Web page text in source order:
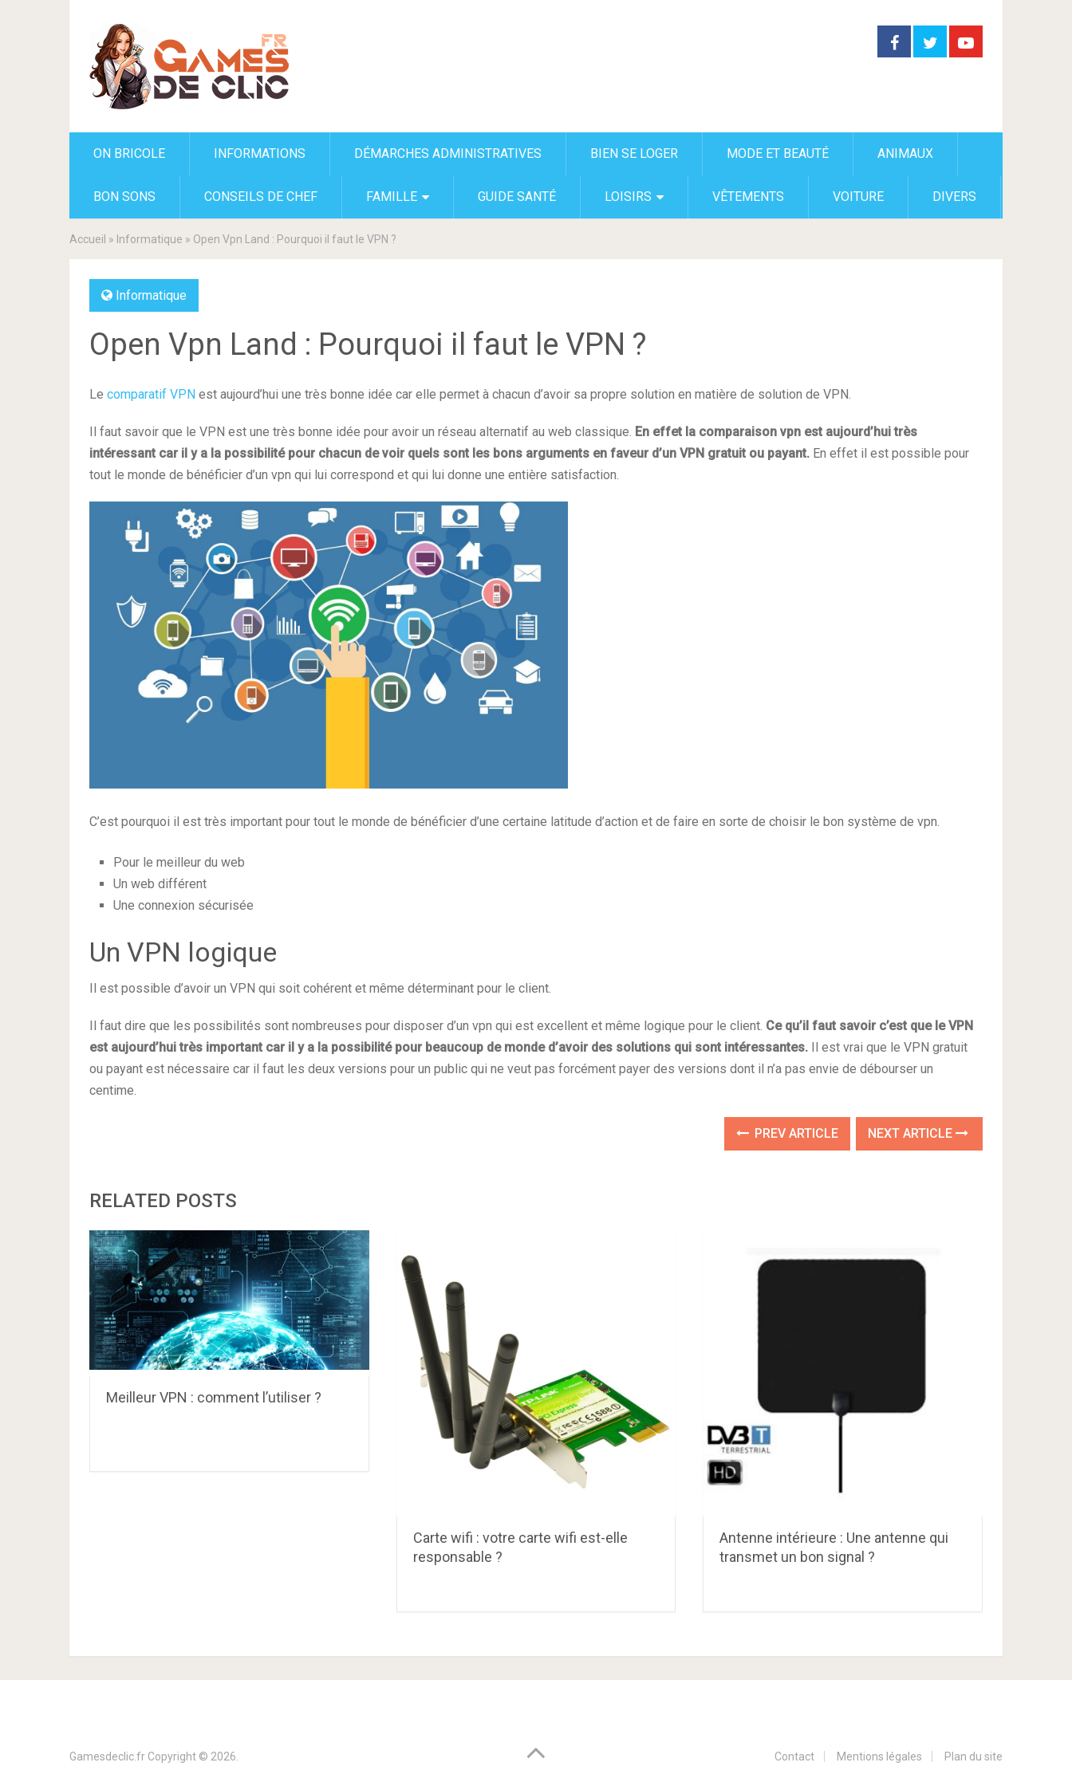
ON BRICOLE INFORMATIONS DÉMARCHES ADMINISTRATIVES BIEN SE LOGER MODE ET BEAUTÉ ANIMAUX
BON SONS CONSEILS DE CHEF FAMILLE GUIDE SANTÉ LOISIRS VÊTEMENTS VOITURE DIVERS
Accueil » Informatique » Open Vpn Land : Pourquoi il faut le VPN ?
Informatique
Open Vpn Land : Pourquoi il faut le VPN ?
Le comparatif VPN est aujourd’hui une très bonne idée car elle permet à chacun d’avoir sa propre solution en matière de solution de VPN.
Il faut savoir que le VPN est une très bonne idée pour avoir un réseau alternatif au web classique. En effet la comparaison vpn est aujourd’hui très
intéressant car il y a la possibilité pour chacun de voir quels sont les bons arguments en faveur d’un VPN gratuit ou payant. En effet il est possible pour
tout le monde de bénéficier d’un vpn qui lui correspond et qui lui donne une entière satisfaction.
C’est pourquoi il est très important pour tout le monde de bénéficier d’une certaine latitude d’action et de faire en sorte de choisir le bon système de vpn.
Pour le meilleur du web
Un web différent
Une connexion sécurisée
Un VPN logique
Il est possible d’avoir un VPN qui soit cohérent et même déterminant pour le client.
Il faut dire que les possibilités sont nombreuses pour disposer d’un vpn qui est excellent et même logique pour le client. Ce qu’il faut savoir c’est que le VPN
est aujourd’hui très important car il y a la possibilité pour beaucoup de monde d’avoir des solutions qui sont intéressantes. Il est vrai que le VPN gratuit
ou payant est nécessaire car il faut les deux versions pour un public qui ne veut pas forcément payer des versions dont il n’a pas envie de débourser un
centime.
PREV ARTICLE NEXT ARTICLE
RELATED POSTS
Meilleur VPN : comment l’utiliser ?
Carte wifi : votre carte wifi est-elle
responsable ?
Antenne intérieure : Une antenne qui
transmet un bon signal ?
Gamesdeclic.fr Copyright © 2026. Contact Mentions légales Plan du site